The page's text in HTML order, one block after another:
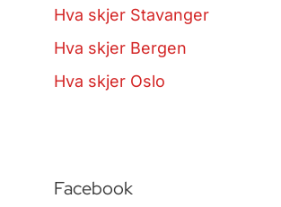
Hva skjer Stavanger
Hva skjer Bergen
Hva skjer Oslo
Facebook